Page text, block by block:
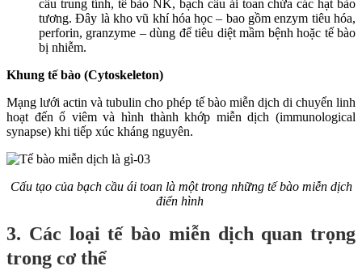
cầu trung tính, tế bào NK, bạch cầu ái toan chứa các hạt bào
tương. Đây là kho vũ khí hóa học – bao gồm enzym tiêu hóa,
perforin, granzyme – dùng để tiêu diệt mầm bệnh hoặc tế bào
bị nhiễm.
Khung tế bào (Cytoskeleton)
Mạng lưới actin và tubulin cho phép tế bào miễn dịch di chuyển linh
hoạt đến ổ viêm và hình thành khớp miễn dịch (immunological
synapse) khi tiếp xúc kháng nguyên.
Cấu tạo của bạch cầu ái toan là một trong những tế bào miễn dịch
điển hình
3. Các loại tế bào miễn dịch quan trọng
trong cơ thể